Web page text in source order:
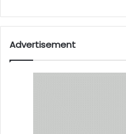
Advertisement